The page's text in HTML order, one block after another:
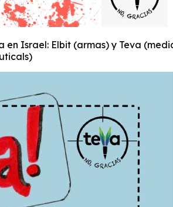
Israel: Elbit (armas) y Teva